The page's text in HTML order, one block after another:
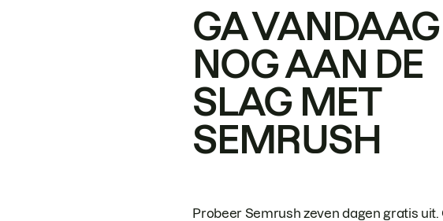
GA VANDAAG
NOG AAN DE
SLAG MET
SEMRUSH
Probeer Semrush zeven dagen gratis uit.